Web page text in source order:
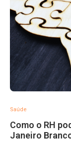
Saúde
Como o RH
Janeiro